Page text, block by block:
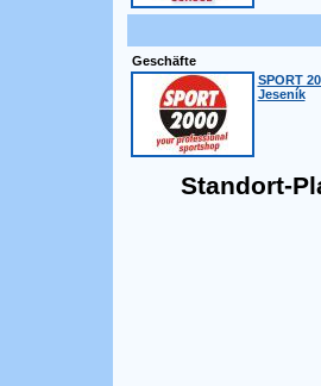
Geschäfte
SPORT
Jeseník
Standort-